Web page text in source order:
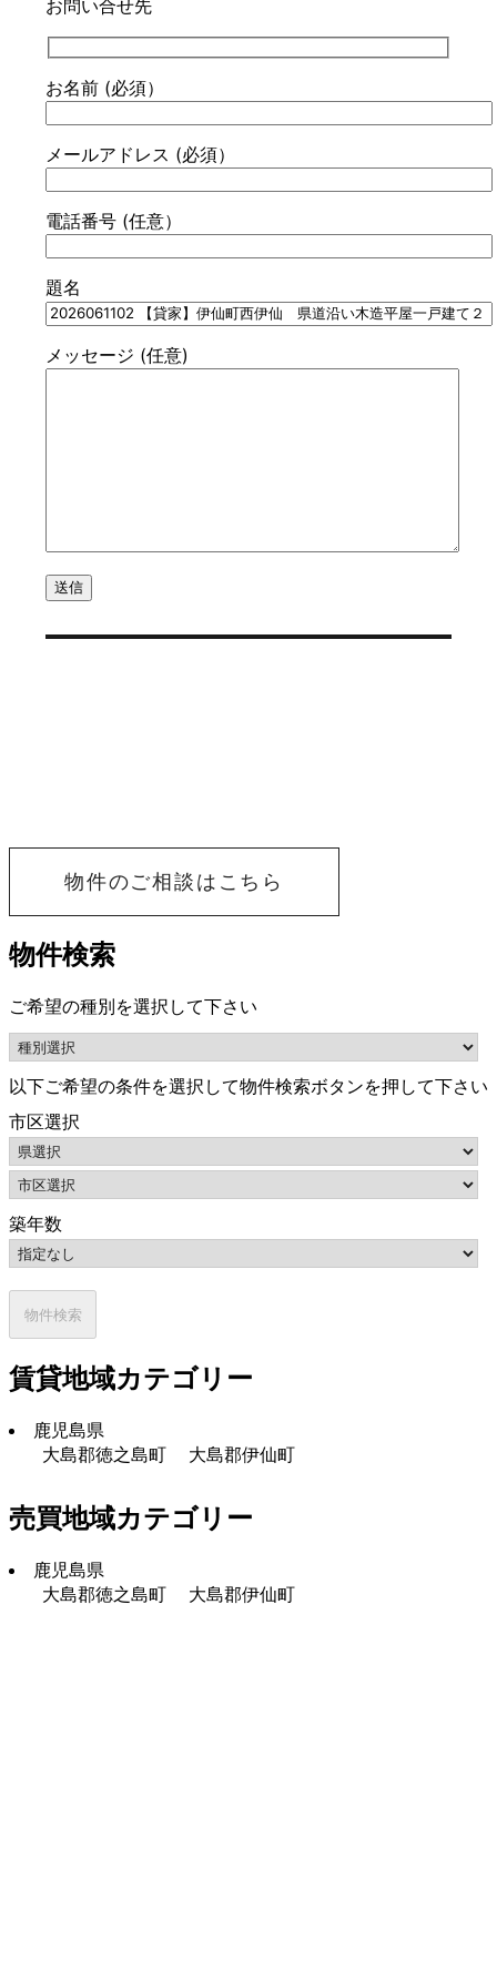
お問い合せ先
お名前 (必須）
メールアドレス (必須）
電話番号 (任意）
題名
メッセージ (任意)
物件のご相談はこちら
物件検索
ご希望の種別を選択して下さい
以下ご希望の条件を選択して物件検索ボタンを押して下さい
市区選択
築年数
賃貸地域カテゴリー
鹿児島県
大島郡徳之島町
大島郡伊仙町
売買地域カテゴリー
鹿児島県
大島郡徳之島町
大島郡伊仙町